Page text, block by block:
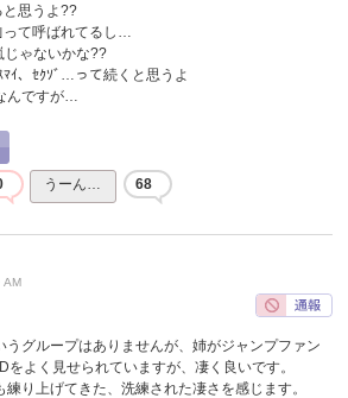
思うよ??
って呼ばれてるし…
じゃないかな??
ｲ、ｾｸｿﾞ…って続くと思うよ
んですが…
うーん… 68
AM
うグループはありませんが、姉がジャンプファン
をよく見せられていますが、凄く良いです。
り上げてきた、洗練された凄さを感じます。